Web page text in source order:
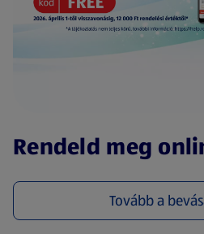
Rendeld meg
Tovább a (új